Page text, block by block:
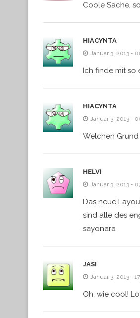
Coole Sache,
HIACYNTA
Januar 3, 2013 -
Ich finde mit so
HIACYNTA
Januar 3, 2013 -
Welchen
HELVI
Januar 3, 2013 -
Das neue
sind alle des
sayonara
JASI
Januar 3, 2013 -
Oh, wie cool!